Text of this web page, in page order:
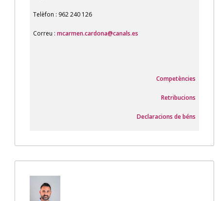
Telèfon : 962 240 126
Correu : mcarmen.cardona@canals.es
Competències
Retribucions
Declaracions de béns